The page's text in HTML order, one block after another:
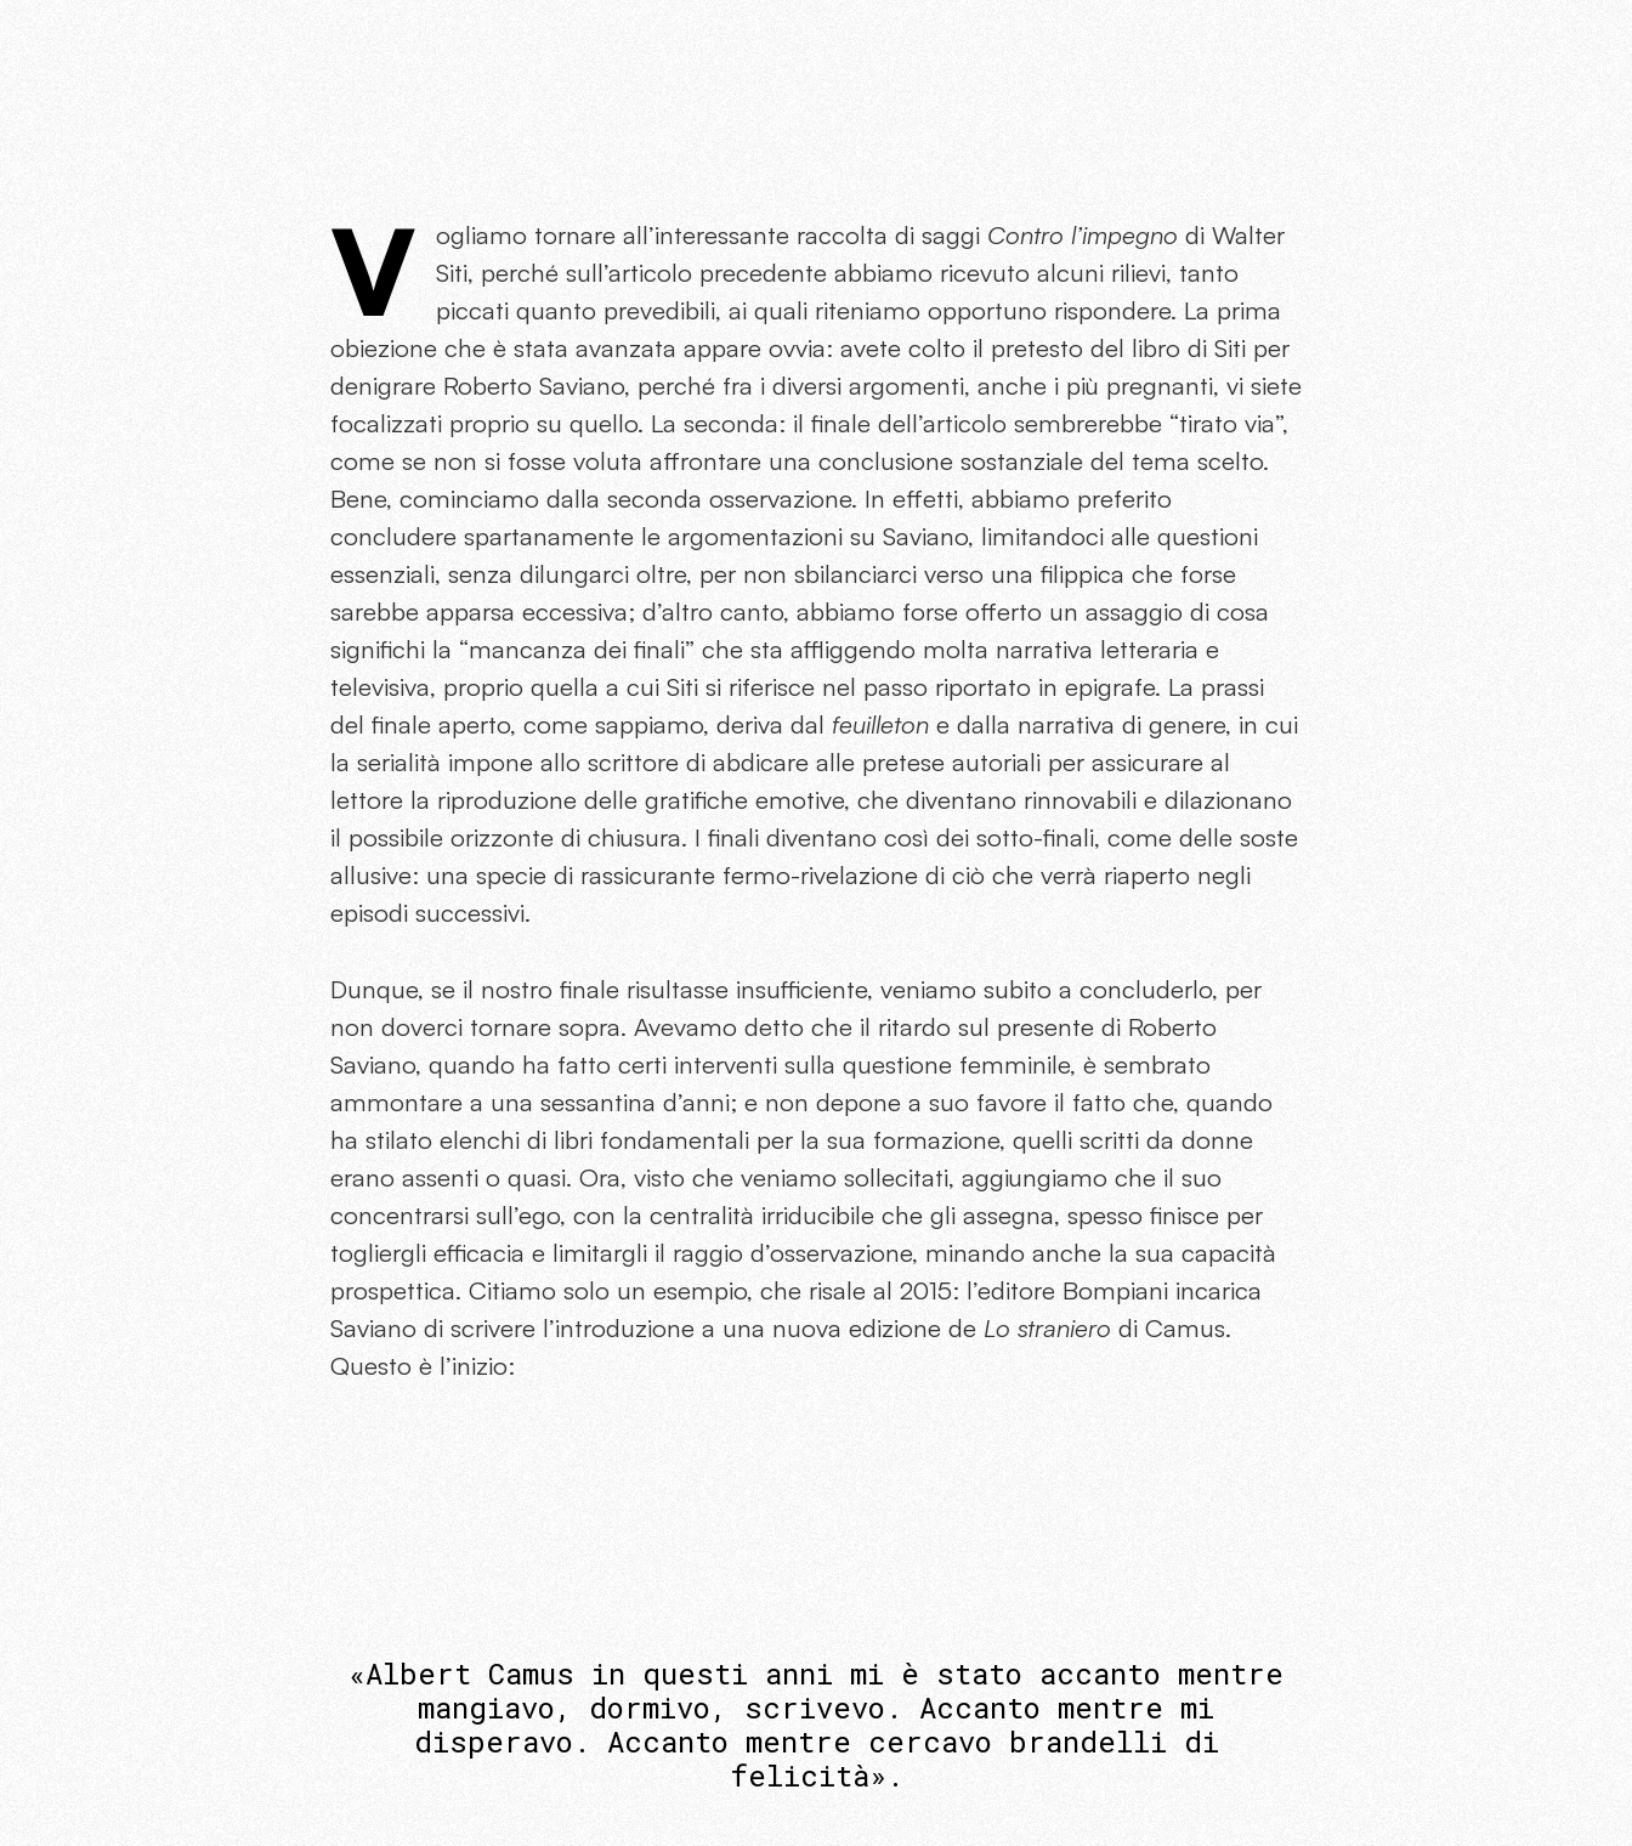
V ogliamo tornare all’interessante raccolta di saggi Contro l’impegno di Walter
Siti, perché sull’articolo precedente abbiamo ricevuto alcuni rilievi, tanto
piccati quanto prevedibili, ai quali riteniamo opportuno rispondere. La prima
obiezione che è stata avanzata appare ovvia: avete colto il pretesto del libro di Siti per
denigrare Roberto Saviano, perché fra i diversi argomenti, anche i più pregnanti, vi siete
focalizzati proprio su quello. La seconda: il finale dell’articolo sembrerebbe “tirato via”,
come se non si fosse voluta affrontare una conclusione sostanziale del tema scelto.
Bene, cominciamo dalla seconda osservazione. In effetti, abbiamo preferito
concludere spartanamente le argomentazioni su Saviano, limitandoci alle questioni
essenziali, senza dilungarci oltre, per non sbilanciarci verso una filippica che forse
sarebbe apparsa eccessiva; d’altro canto, abbiamo forse offerto un assaggio di cosa
significhi la “mancanza dei finali” che sta affliggendo molta narrativa letteraria e
televisiva, proprio quella a cui Siti si riferisce nel passo riportato in epigrafe. La prassi
del finale aperto, come sappiamo, deriva dal feuilleton e dalla narrativa di genere, in cui
la serialità impone allo scrittore di abdicare alle pretese autoriali per assicurare al
lettore la riproduzione delle gratifiche emotive, che diventano rinnovabili e dilazionano
il possibile orizzonte di chiusura. I finali diventano così dei sotto-finali, come delle soste
allusive: una specie di rassicurante fermo-rivelazione di ciò che verrà riaperto negli
episodi successivi.
Dunque, se il nostro finale risultasse insufficiente, veniamo subito a concluderlo, per
non doverci tornare sopra. Avevamo detto che il ritardo sul presente di Roberto
Saviano, quando ha fatto certi interventi sulla questione femminile, è sembrato
ammontare a una sessantina d’anni; e non depone a suo favore il fatto che, quando
ha stilato elenchi di libri fondamentali per la sua formazione, quelli scritti da donne
erano assenti o quasi. Ora, visto che veniamo sollecitati, aggiungiamo che il suo
concentrarsi sull’ego, con la centralità irriducibile che gli assegna, spesso finisce per
togliergli efficacia e limitargli il raggio d’osservazione, minando anche la sua capacità
prospettica. Citiamo solo un esempio, che risale al 2015: l’editore Bompiani incarica
Saviano di scrivere l’introduzione a una nuova edizione de Lo straniero di Camus.
Questo è l’inizio:
«Albert Camus in questi anni mi è stato accanto mentre
mangiavo, dormivo, scrivevo. Accanto mentre mi
disperavo. Accanto mentre cercavo brandelli di
felicità».